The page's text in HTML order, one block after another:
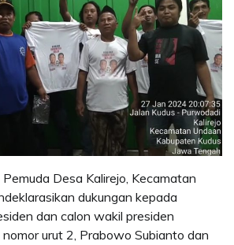
Desa Kalirejo, Kecamatan
dukungan kepada
dan calon wakil presiden
urut 2, Prabowo Subianto dan